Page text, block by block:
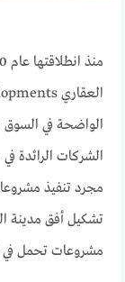
الواضحة في السوق
الشركات الرائدة
مجرد تنفيذ
تشكيل أفق مدينة
مشروعات تحمل في